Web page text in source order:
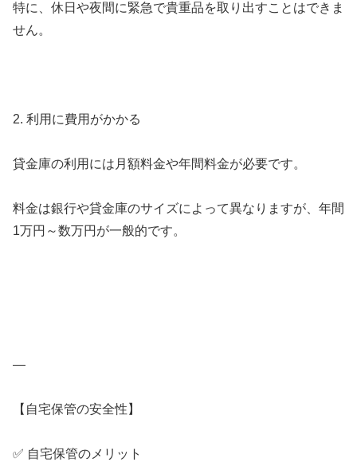
特に、休日や夜間に緊急で貴重品を取り出すことはできま
せん。
2. 利用に費用がかかる
貸金庫の利用には月額料金や年間料金が必要です。
料金は銀行や貸金庫のサイズによって異なりますが、年間
1万円～数万円が一般的です。
—
【自宅保管の安全性】
✅ 自宅保管のメリット